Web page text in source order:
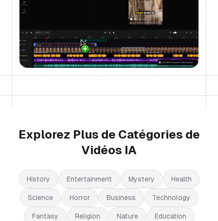
Explorez Plus de Catégories de
Vidéos IA
History Entertainment Mystery Health
Science Horror Business Technology
Fantasy Religion Nature Education